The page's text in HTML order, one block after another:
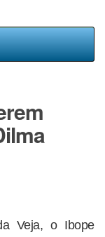
Veja, o Ibope